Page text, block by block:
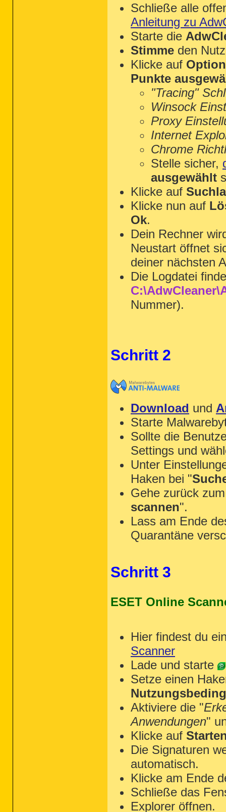
Schließe alle
Anleitung zu
Starte die
Stimme den
Klicke auf
Punkte
"Tracing"
Winsock
Proxy
Internet
Chrome
Stelle sicher,
ausgewählt
Klicke auf
Klicke nun auf
Ok.
Dein Rechner
Neustart öffnet
deiner nächsten
Die Logdatei
Nummer).
Schritt 2
Download und
Starte
Sollte die
Settings und
Unter
Haken bei "
Gehe zurück
scannen".
Lass am Ende
Quarantäne
Schritt 3
ESET Online
Hier findest du
Scanner
Lade und starte
Setze einen
Aktiviere die "
Anwendungen"
Klicke auf
Die Signaturen
automatisch.
Klicke am Ende
Schließe das
Explorer öffnen.